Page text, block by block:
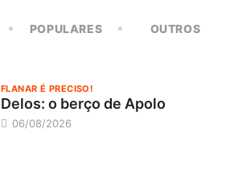
POPULARES OUTROS
FLANAR É PRECISO!
Delos: o berço de Apolo
06/08/2026